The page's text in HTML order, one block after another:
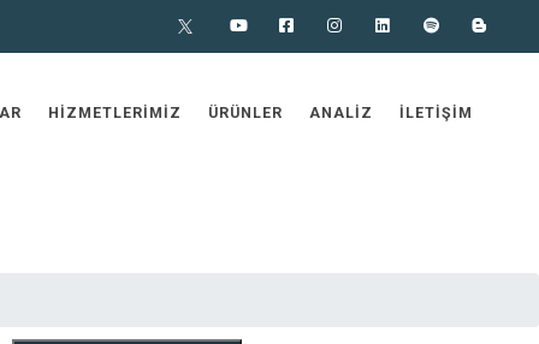
X Youtube FacebookInstagramLinkedinSpotify
HIZMETLERIMIZ ÜRÜNLER ANALIZ İLETIŞIM